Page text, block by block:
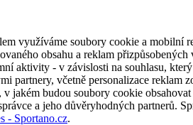
využíváme soubory cookie a
obsahu a reklam
aktivity - v závislosti na souhlasu,
včetně personalizace reklam
jakém budou soubory cookie
a jeho důvěryhodných partnerů.
- Sportano.cz.